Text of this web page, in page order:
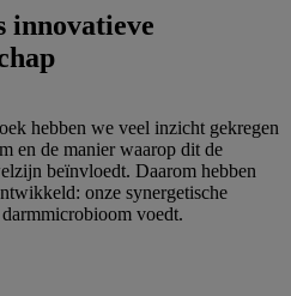
innovatieve
hebben we veel inzicht gekregen
en de manier waarop dit de
beïnvloedt. Daarom hebben
onze synergetische
voedt.